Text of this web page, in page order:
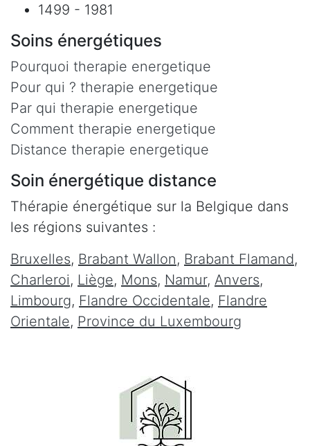
1499 - 1981
Soins énergétiques
Pourquoi therapie energetique
Pour qui ? therapie energetique
Par qui therapie energetique
Comment therapie energetique
Distance therapie energetique
Soin énergétique distance
Thérapie énergétique sur la Belgique dans
les régions suivantes :
Bruxelles, Brabant Wallon, Brabant Flamand,
Charleroi, Liège, Mons, Namur, Anvers,
Limbourg, Flandre Occidentale, Flandre
Orientale, Province du Luxembourg